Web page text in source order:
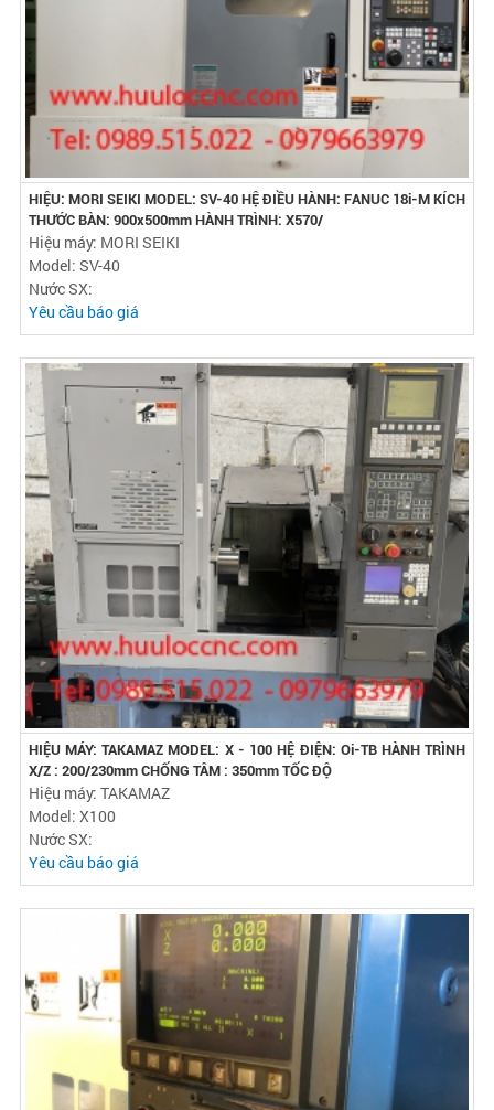
HIỆU: MORI SEIKI MODEL: SV-40 HỆ ĐIỀU HÀNH: FANUC 18i-M KÍCH
THƯỚC BÀN: 900x500mm HÀNH TRÌNH: X570/
Hiệu máy: MORI SEIKI
Model: SV-40
Nước SX:
Yêu cầu báo giá
HIỆU MÁY: TAKAMAZ MODEL: X - 100 HỆ ĐIỆN: Oi-TB HÀNH TRÌNH
X/Z : 200/230mm CHỐNG TÂM : 350mm TỐC ĐỘ
Hiệu máy: TAKAMAZ
Model: X100
Nước SX:
Yêu cầu báo giá